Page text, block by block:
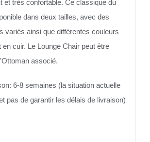
et très confortable. Ce classique du
dans deux tailles, avec des
variés ainsi que différentes couleurs
cuir. Le Lounge Chair peut être
associé.
6-8 semaines (la situation actuelle
pas de garantir les délais de livraison)